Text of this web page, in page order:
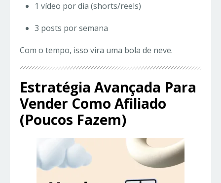
1 vídeo por dia (shorts/reels)
3 posts por semana
Com o tempo, isso vira uma bola de neve.
Estratégia Avançada Para
Vender Como Afiliado
(Poucos Fazem)